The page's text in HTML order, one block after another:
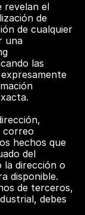
revelan el
de
de cualquier
una
las
correo
hechos que
del
la dirección o
disponible.
de terceros,
debes